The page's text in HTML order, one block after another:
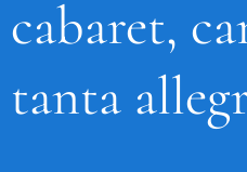
cabaret,
tanta